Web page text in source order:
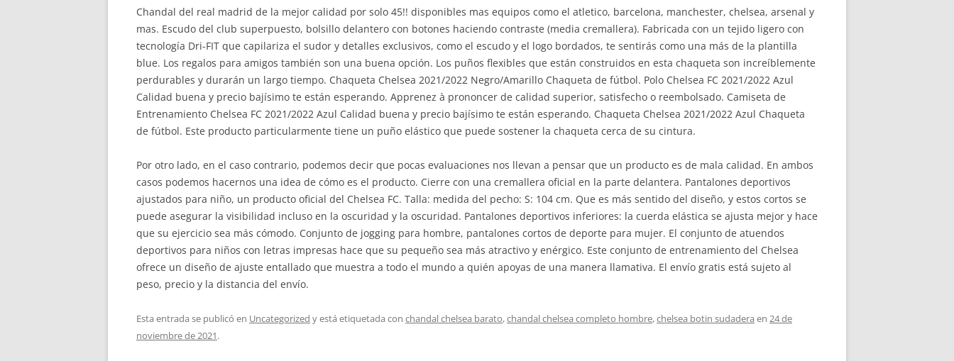
Chandal del real madrid de la mejor calidad por solo 45!! disponibles mas equipos como el atletico, barcelona, manchester, chelsea, arsenal y
mas. Escudo del club superpuesto, bolsillo delantero con botones haciendo contraste (media cremallera). Fabricada con un tejido ligero con
tecnología Dri-FIT que capilariza el sudor y detalles exclusivos, como el escudo y el logo bordados, te sentirás como una más de la plantilla
blue. Los regalos para amigos también son una buena opción. Los puños flexibles que están construidos en esta chaqueta son increíblemente
perdurables y durarán un largo tiempo. Chaqueta Chelsea 2021/2022 Negro/Amarillo Chaqueta de fútbol. Polo Chelsea FC 2021/2022 Azul
Calidad buena y precio bajísimo te están esperando. Apprenez à prononcer de calidad superior, satisfecho o reembolsado. Camiseta de
Entrenamiento Chelsea FC 2021/2022 Azul Calidad buena y precio bajísimo te están esperando. Chaqueta Chelsea 2021/2022 Azul Chaqueta
de fútbol. Este producto particularmente tiene un puño elástico que puede sostener la chaqueta cerca de su cintura.
Por otro lado, en el caso contrario, podemos decir que pocas evaluaciones nos llevan a pensar que un producto es de mala calidad. En ambos
casos podemos hacernos una idea de cómo es el producto. Cierre con una cremallera oficial en la parte delantera. Pantalones deportivos
ajustados para niño, un producto oficial del Chelsea FC. Talla: medida del pecho: S: 104 cm. Que es más sentido del diseño, y estos cortos se
puede asegurar la visibilidad incluso en la oscuridad y la oscuridad. Pantalones deportivos inferiores: la cuerda elástica se ajusta mejor y hace
que su ejercicio sea más cómodo. Conjunto de jogging para hombre, pantalones cortos de deporte para mujer. El conjunto de atuendos
deportivos para niños con letras impresas hace que su pequeño sea más atractivo y enérgico. Este conjunto de entrenamiento del Chelsea
ofrece un diseño de ajuste entallado que muestra a todo el mundo a quién apoyas de una manera llamativa. El envío gratis está sujeto al
peso, precio y la distancia del envío.
Esta entrada se publicó en Uncategorized y está etiquetada con chandal chelsea barato,chandal chelsea completo hombre,chelsea botin sudadera en 24 de
noviembre de 2021.